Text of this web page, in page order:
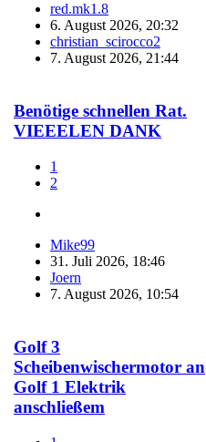
red.mk1.8
6. August 2026, 20:32
christian_scirocco2
7. August 2026, 21:44
Benötige schnellen Rat.
VIEEELEN DANK
1
2
Mike99
31. Juli 2026, 18:46
Joern
7. August 2026, 10:54
Golf 3
Scheibenwischermotor an
Golf 1 Elektrik
anschließem